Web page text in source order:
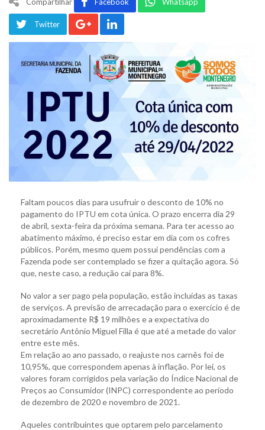
Twitter
Faltam poucos dias para usufruir o desconto de 10% no
pagamento do IPTU em cota única. O prazo encerra dia 29
de abril, sexta-feira da próxima semana. Para ter acesso ao
abatimento máximo, é preciso estar em dia com os cofres
públicos. Porém, mesmo quem possui pendências com a
Fazenda pode ser contemplado se fizer a quitação agora. Só
que, neste caso, a redução cai para 8%.
No valor a ser pago pela população, estão incluídas as taxas
de serviços. A previsão de arrecadação para o exercício é de
aproximadamente R$ 19 milhões e a expectativa do
secretário Antônio Miguel Filla é que até a metade do valor
entre este mês.
Em relação ao ano passado, o reajuste nos carnês foi de
10,95%, que correspondem apenas à inflação. Por lei, os
valores foram corrigidos pela variação do Índice Nacional de
Preços ao Consumidor (INPC) correspondente ao período
de dezembro de 2020 e novembro de 2021.
Aqueles contribuintes que optarem pelo parcelamento